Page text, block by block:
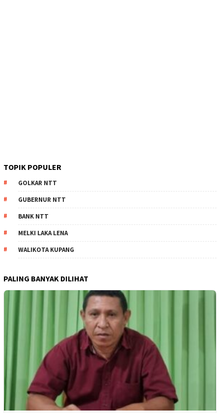
TOPIK POPULER
GOLKAR NTT
GUBERNUR NTT
BANK NTT
MELKI LAKA LENA
WALIKOTA KUPANG
PALING BANYAK DILIHAT